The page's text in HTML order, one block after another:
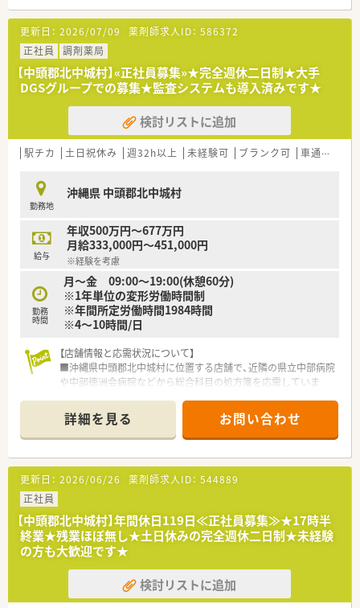
【募集背景と求める人物像について】 ■欠員補充に伴う管理薬剤
師の急募であり、これまでの経験を活かして店舗を牽引してくだ
さる方を求めています。
■30代から50代まで幅広く相談が可能で、やる気があり今後薬
剤師としてどう歩みたいかの考えを持つ方を歓迎します。
■コミュニケーション能力が高く、現場で新しいアイデアを出し
ながら活気ある職場を作れる能動的な方が理想的です。
【法人特徴について】
■九州を中心に全国約80店舗を展開する安定企業であり、創業
ほか介護事業や自社農園など多角的な経営が強みです。
など、先進的でユニークな事業展開も行っています。
【求人情報について】
■管理薬剤師として年収600万円から最大650万円の提示が可能
であり、これまでの実績や評価を正当に反映します。
■住宅手当や赴任手当などの福利厚生が手厚く、県外からの移住
を検討されている方についても柔軟に相談に応じます。
■産育休からの復帰率は非常に高く、時短勤務制度も完備されて
更新日： 2026/07/09 薬剤師求人ID： 586372
正社員
調剤薬局
【中頭郡北中城村】«正社員募集»★完全週休二日制★大手
DGSグループでの募集★監査システムも導入済みです★
検討リストに追加
駅チカ 土日祝休み 週32h以上 未経験可 ブランク可 車通勤可
勤務地
沖縄県 中頭郡北中城村
給与
年収500万円～677万円
月給333,000円～451,000円
※経験を考慮
勤務
時間
月～金 09:00～19:00(休憩60分)
※1年単位の変形労働時間制
※年間所定労働時間1984時間
※4～10時間/日
【店舗情報と応需状況について】
■沖縄県中頭郡北中城村に位置する店舗で、近隣の県立中部病院
や中部徳洲会病院などから総合科目の処方箋を応需していま
■処方箋の応需枚数は1日あたり約20枚となっており、一人ひと
りの患者様に対してゆとりを持って丁寧に対応できる環境で
す。
■開局時間は月曜日から金曜日の9時から18時までとなってお
り、薬剤師3名と事務スタッフ3名の体制で業務を行います。
■今後のさらなる店舗展開や、より質の高い調剤サービスを安定
して提供するための欠員補充に伴う正社員の募集です。
■周囲のスタッフと円滑に連携できる協調性やコミュニケーシ
ョン能力をお持ちで、自主性を持って動ける方を求めています。
■将来的な管理職への挑戦など、成長意欲や向上心があり、3年
から4年スパンでの沖縄県内での店舗異動が可能な方を歓迎し
ます。
詳細を見る お問い合わせ
更新日： 2026/06/26 薬剤師求人ID： 544889
正社員
【中頭郡北中城村】年間休日119日≪正社員募集≫★17時半
終業★残業ほぼ無し★土日休みの完全週休二日制★未経験
の方も大歓迎です★
検討リストに追加